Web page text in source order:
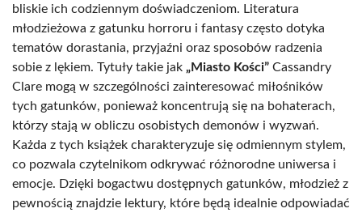
bliskie ich codziennym doświadczeniom. Literatura
młodzieżowa z gatunku horroru i fantasy często dotyka
tematów dorastania, przyjaźni oraz sposobów radzenia
sobie z lękiem. Tytuły takie jak „Miasto Kości” Cassandry
Clare mogą w szczególności zainteresować miłośników
tych gatunków, ponieważ koncentrują się na bohaterach,
którzy stają w obliczu osobistych demonów i wyzwań.
Każda z tych książek charakteryzuje się odmiennym stylem,
co pozwala czytelnikom odkrywać różnorodne uniwersa i
emocje. Dzięki bogactwu dostępnych gatunków, młodzież z
pewnością znajdzie lektury, które będą idealnie odpowiadać